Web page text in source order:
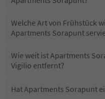
Welche Art von Frühstück
Apartments Sorapunt
Wie weit ist Apartments
Vigilio entfernt?
Hat Apartments Sorapunt